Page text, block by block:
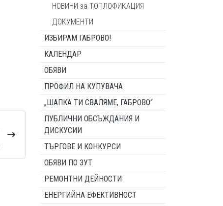
НОВИНИ за ТОПЛОФИКАЦИЯ
ДОКУМЕНТИ
ИЗБИРАМ ГАБРОВО!
КАЛЕНДАР
ОБЯВИ
ПРОФИЛ НА КУПУВАЧА
„ШАПКА ТИ СВАЛЯМЕ, ГАБРОВО“
ПУБЛИЧНИ ОБСЪЖДАНИЯ И
ДИСКУСИИ
ТЪРГОВЕ И КОНКУРСИ
ОБЯВИ ПО ЗУТ
РЕМОНТНИ ДЕЙНОСТИ
ЕНЕРГИЙНА ЕФЕКТИВНОСТ